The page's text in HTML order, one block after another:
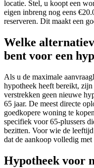
locatie. Stel, u koopt een
eigen inbreng nog eens
reserveren. Dit maakt een
Welke
bent voor een
Als u de maximale
hypotheek heeft bereikt, zijn
verstrekken geen nieuwe
65 jaar. De meest directe
goedkopere woning te
specifiek voor 65-plussers
bezitten. Voor wie de
dat de aankoop volledig
Hypotheek voor